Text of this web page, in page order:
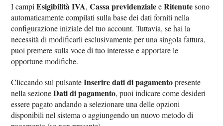
I campiEsigibilità IVA,Cassa previdenzialeeRitenutesono
automaticamente compilati sulla base dei dati forniti nella
configurazione iniziale del tuo account. Tuttavia, se hai la
necessità di modificarli esclusivamente per una singola fattura,
puoi premere sulla voce di tuo interesse e apportare le
opportune modifiche.
Cliccando sul pulsanteInserire dati di pagamentopresente
nella sezioneDati di pagamento, puoi indicare come desideri
essere pagato andando a selezionare una delle opzioni
disponibili nel sistema o aggiungendo un nuovo metodo di